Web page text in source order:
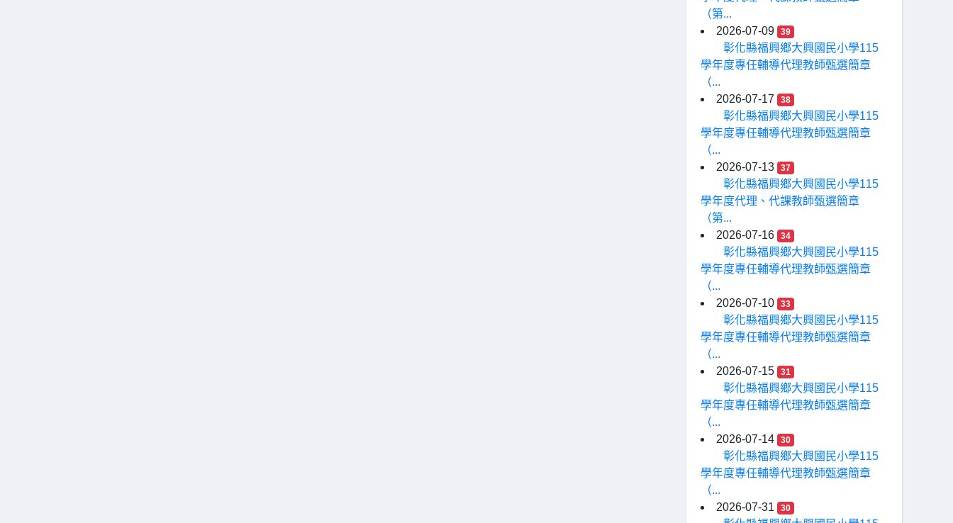
（第...
2026-07-09
39
彰化縣福興鄉大興國民小學115
學年度專任輔導代理教師甄選簡章
（...
2026-07-17
38
彰化縣福興鄉大興國民小學115
學年度專任輔導代理教師甄選簡章
（...
2026-07-13
37
彰化縣福興鄉大興國民小學115
學年度代理、代課教師甄選簡章
（第...
2026-07-16
34
彰化縣福興鄉大興國民小學115
學年度專任輔導代理教師甄選簡章
（...
2026-07-10
33
彰化縣福興鄉大興國民小學115
學年度專任輔導代理教師甄選簡章
（...
2026-07-15
31
彰化縣福興鄉大興國民小學115
學年度專任輔導代理教師甄選簡章
（...
2026-07-14
30
彰化縣福興鄉大興國民小學115
學年度專任輔導代理教師甄選簡章
（...
2026-07-31
30